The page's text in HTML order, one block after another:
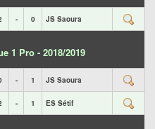
- 0 JS Saoura
1 Pro - 2018/2019
- 1 JS Saoura
- 1 ES Sétif